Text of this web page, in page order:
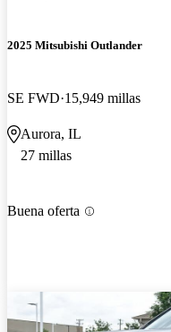
2025 Mitsubishi Outlander
SE FWD 15,949 millas
Aurora, IL
27 millas
Buena oferta